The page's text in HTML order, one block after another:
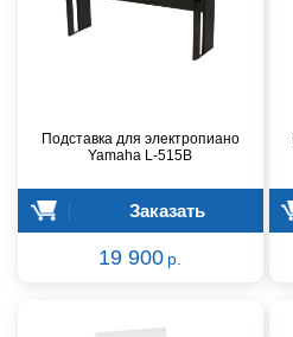
Подставка для электропиано
Yamaha L-515B
Заказать
19 900 р.